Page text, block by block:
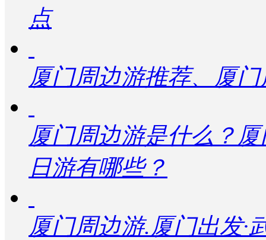
点
厦门周边游推荐、厦
厦门周边游是什么？
日游有哪些？
厦门周边游.厦门出发·